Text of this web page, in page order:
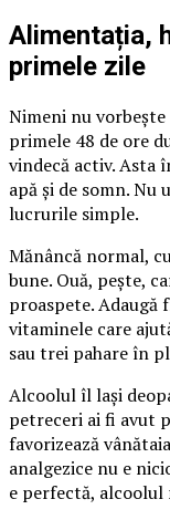
Alimentația,
primele zile
Nimeni nu
primele 48 de ore
vindecă activ. Asta
apă și de somn. Nu
lucrurile simple.
Mănâncă normal,
bune. Ouă, pește,
proaspete.
vitaminele care
sau trei pahare în
Alcoolul îl lași
petreceri ai fi avut
favorizează
analgezice nu e
e perfectă, alcoolul